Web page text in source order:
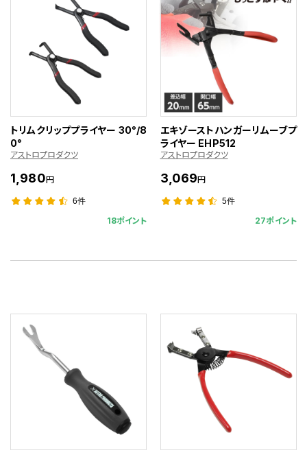
トリムクリッププライヤー 30°/8
0°
アストロプロダクツ
1,980円
6件
18ポイント
エキゾーストハンガーリムーブプ
ライヤー EHP512
アストロプロダクツ
3,069円
5件
27ポイント